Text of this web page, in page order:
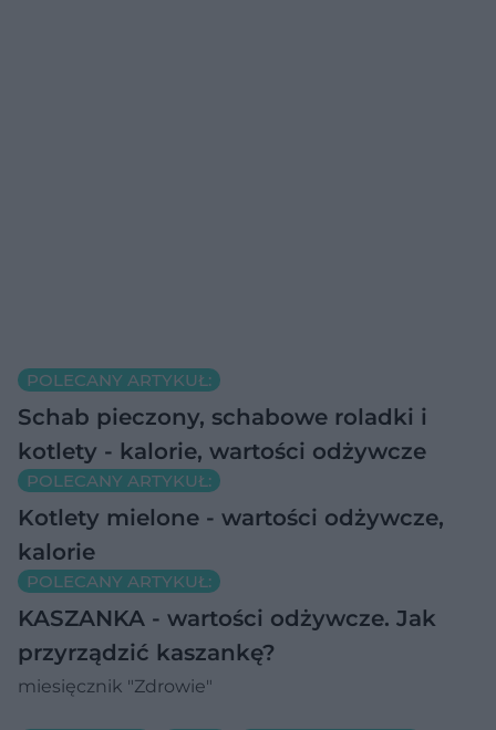
POLECANY ARTYKUŁ:
Schab pieczony, schabowe roladki i
kotlety - kalorie, wartości odżywcze
POLECANY ARTYKUŁ:
Kotlety mielone - wartości odżywcze,
kalorie
POLECANY ARTYKUŁ:
KASZANKA - wartości odżywcze. Jak
przyrządzić kaszankę?
miesięcznik "Zdrowie"